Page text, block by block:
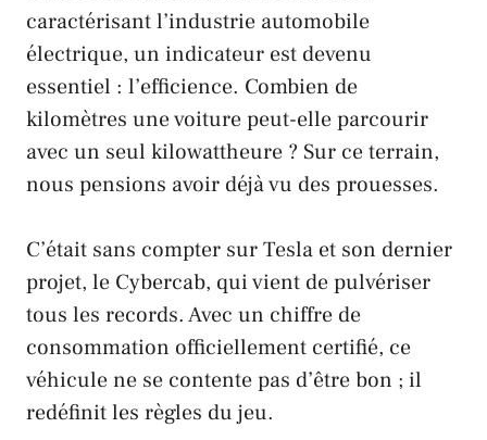
caractérisant l’industrie automobile
électrique, un indicateur est devenu
essentiel : l’efficience. Combien de
kilomètres une voiture peut-elle parcourir
avec un seul kilowattheure ? Sur ce terrain,
nous pensions avoir déjà vu des prouesses.
C’était sans compter surTesla et son dernier
projet, le Cybercab, qui vient de pulvériser
tous les records. Avec un chiffre de
consommation officiellement certifié, ce
véhicule ne se contente pas d’être bon ; il
redéfinit les règles du jeu.